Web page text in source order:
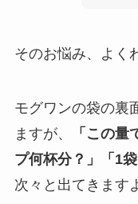
そのお悩み、よく
モグワンの袋の裏
ますが、
「この
プ何杯分？」「1
次々と出てきます